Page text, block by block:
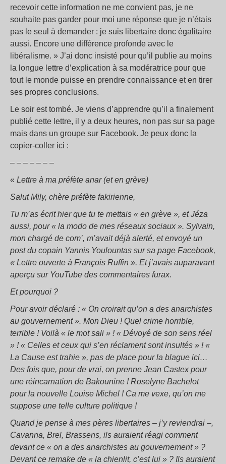
recevoir cette information ne me convient pas, je ne
souhaite pas garder pour moi une réponse que je n’étais
pas le seul à demander : je suis libertaire donc égalitaire
aussi. Encore une différence profonde avec le
libéralisme. » J’ai donc insisté pour qu’il publie au moins
la longue lettre d’explication à sa modératrice pour que
tout le monde puisse en prendre connaissance et en tirer
ses propres conclusions.
Le soir est tombé. Je viens d’apprendre qu’il a finalement
publié cette lettre, il y a deux heures, non pas sur sa page
mais dans un groupe sur Facebook. Je peux donc la
copier-coller ici :
– – – – – – –
« Lettre à ma préfète anar (et en grève)
Salut Mily, chère préfète fakirienne,
Tu m’as écrit hier que tu te mettais « en grève », et Jéza
aussi, pour « la modo de mes réseaux sociaux ». Sylvain,
mon chargé de com’, m’avait déjà alerté, et envoyé un
post du copain Yannis Youlountas sur sa page Facebook,
« Lettre ouverte à François Ruffin ». Et j’avais auparavant
aperçu sur YouTube des commentaires furax.
Et pourquoi ?
Pour avoir déclaré : « On croirait qu’on a des anarchistes
au gouvernement ». Mon Dieu ! Quel crime horrible,
terrible ! Voilà « le mot sali » ! « Dévoyé de son sens réel
» ! « Celles et ceux qui s’en réclament sont insultés » ! «
La Cause est trahie », pas de place pour la blague ici…
Des fois que, pour de vrai, on prenne Jean Castex pour
une réincarnation de Bakounine ! Roselyne Bachelot
pour la nouvelle Louise Michel ! Ca me vexe, qu’on me
suppose une telle culture politique !
Quand je pense à mes pères libertaires – j’y reviendrai –,
Cavanna, Brel, Brassens, ils auraient réagi comment
devant ce « on a des anarchistes au gouvernement » ?
Devant ce remake de « la chienlit, c’est lui » ? Ils auraient